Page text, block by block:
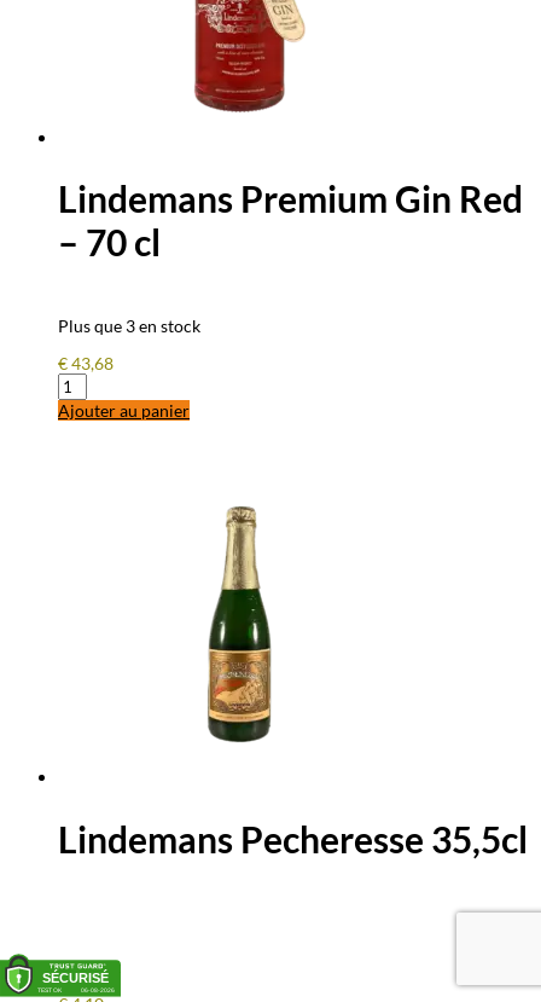
Lindemans Premium Gin Red
– 70 cl
Plus que 3 en stock
€43,68
quantité
de
Lindemans
Ajouter au panier
Lindemans Pecheresse 35,5cl
En stock